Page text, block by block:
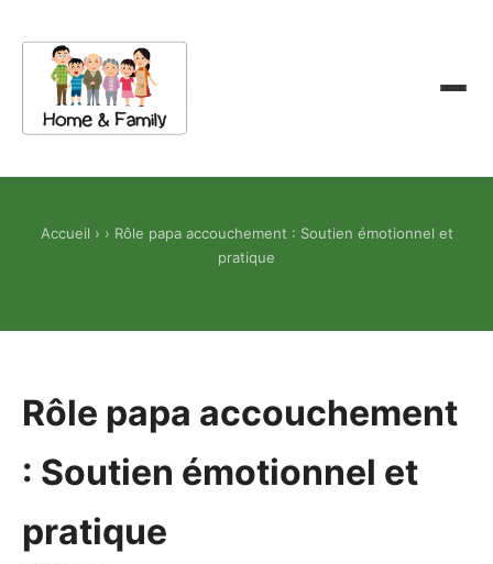
Accueil › › Rôle papa accouchement : Soutien émotionnel et
pratique
Rôle papa accouchement
: Soutien émotionnel et
pratique